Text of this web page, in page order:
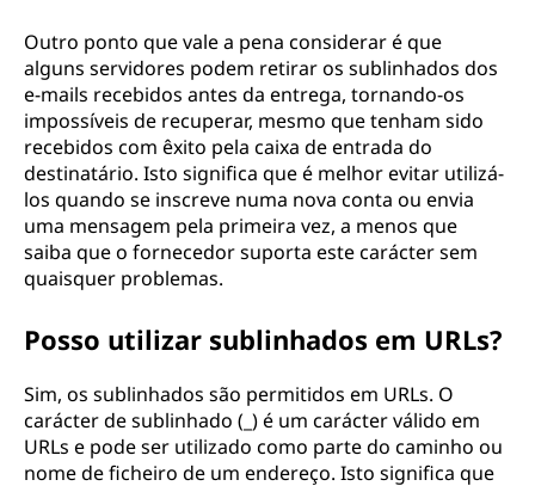
Outro ponto que vale a pena considerar é que
alguns servidores podem retirar os sublinhados dos
e-mails recebidos antes da entrega, tornando-os
impossíveis de recuperar, mesmo que tenham sido
recebidos com êxito pela caixa de entrada do
destinatário. Isto significa que é melhor evitar utilizá-
los quando se inscreve numa nova conta ou envia
uma mensagem pela primeira vez, a menos que
saiba que o fornecedor suporta este carácter sem
quaisquer problemas.
Posso utilizar sublinhados em URLs?
Sim, os sublinhados são permitidos em URLs. O
carácter de sublinhado (_) é um carácter válido em
URLs e pode ser utilizado como parte do caminho ou
nome de ficheiro de um endereço. Isto significa que